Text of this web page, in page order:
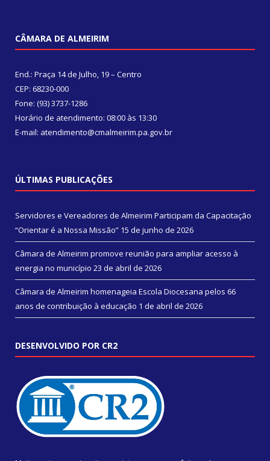
CÂMARA DE ALMEIRIM
End.: Praça 14 de Julho, 19 – Centro
CEP: 68230-000
Fone: (93) 3737-1286
Horário de atendimento: 08:00 às 13:30
E-mail: atendimento@cmalmeirim.pa.gov.br
ÚLTIMAS PUBLICAÇÕES
Servidores e Vereadores de Almeirim Participam da Capacitação
“Orientar é a Nossa Missão” 15 de junho de 2026
Câmara de Almeirim promove reunião para ampliar acesso à
energia no município 23 de abril de 2026
Câmara de Almeirim homenageia Escola Diocesana pelos 66
anos de contribuição à educação 1 de abril de 2026
DESENVOLVIDO POR CR2